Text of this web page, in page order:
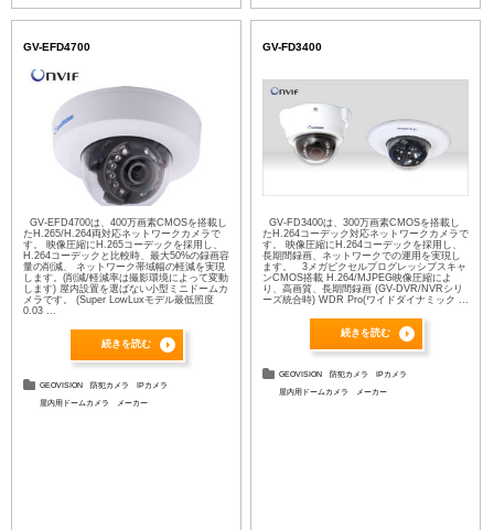
GV-EFD4700
GV-EFD4700は、400万画素CMOSを搭載し
たH.265/H.264両対応ネットワークカメラで
す。 映像圧縮にH.265コーデックを採用し、
H.264コーデックと比較時、最大50%の録画容
量の削減、 ネットワーク帯域幅の軽減を実現
します。(削減/軽減率は撮影環境によって変動
します) 屋内設置を選ばない小型ミニドームカ
メラです。 (Super LowLuxモデル最低照度
0.03 ...
続きを読む
GEOVISION 防犯カメラ IPカメラ
屋内用ドームカメラ メーカー
GV-FD3400
GV-FD3400は、300万画素CMOSを搭載し
たH.264コーデック対応ネットワークカメラで
す。 映像圧縮にH.264コーデックを採用し、
長期間録画、ネットワークでの運用を実現し
ます。 3メガピクセルプログレッシブスキャ
ンCMOS搭載 H.264/MJPEG映像圧縮によ
り、高画質、長期間録画 (GV-DVR/NVRシリ
ーズ統合時) WDR Pro(ワイドダイナミック ...
続きを読む
GEOVISION 防犯カメラ IPカメラ
屋内用ドームカメラ メーカー